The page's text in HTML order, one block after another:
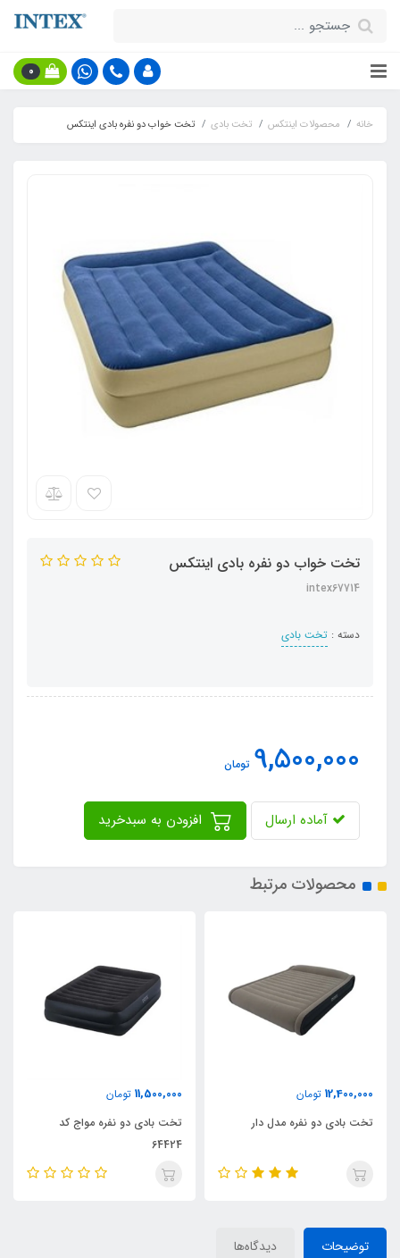
0
خانه محصولات اینتکس تخت بادی تخت خواب دو نفره بادی اینتکس
تخت خواب دو نفره بادی اینتکس
intex67714
دسته : تخت بادی
9,500,000 تومان
آماده ارسال
محصولات مرتبط
11,500,000
تخت بادی دو نفره مواج کد
9,600,000
تخت بادی یک نفره مواج کد
توضیحات دیدگاه‌ها